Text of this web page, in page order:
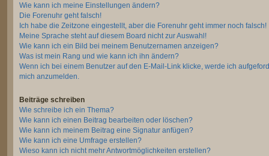
Wie kann ich meine Einstellungen ändern?
Die Forenuhr geht falsch!
Ich habe die Zeitzone eingestellt, aber die Forenuhr geht immer noch falsch!
Meine Sprache steht auf diesem Board nicht zur Auswahl!
Wie kann ich ein Bild bei meinem Benutzernamen anzeigen?
Was ist mein Rang und wie kann ich ihn ändern?
Wenn ich bei einem Benutzer auf den E-Mail-Link klicke, werde ich
mich anzumelden.
Beiträge schreiben
Wie schreibe ich ein Thema?
Wie kann ich einen Beitrag bearbeiten oder löschen?
Wie kann ich meinem Beitrag eine Signatur anfügen?
Wie kann ich eine Umfrage erstellen?
Wieso kann ich nicht mehr Antwortmöglichkeiten erstellen?